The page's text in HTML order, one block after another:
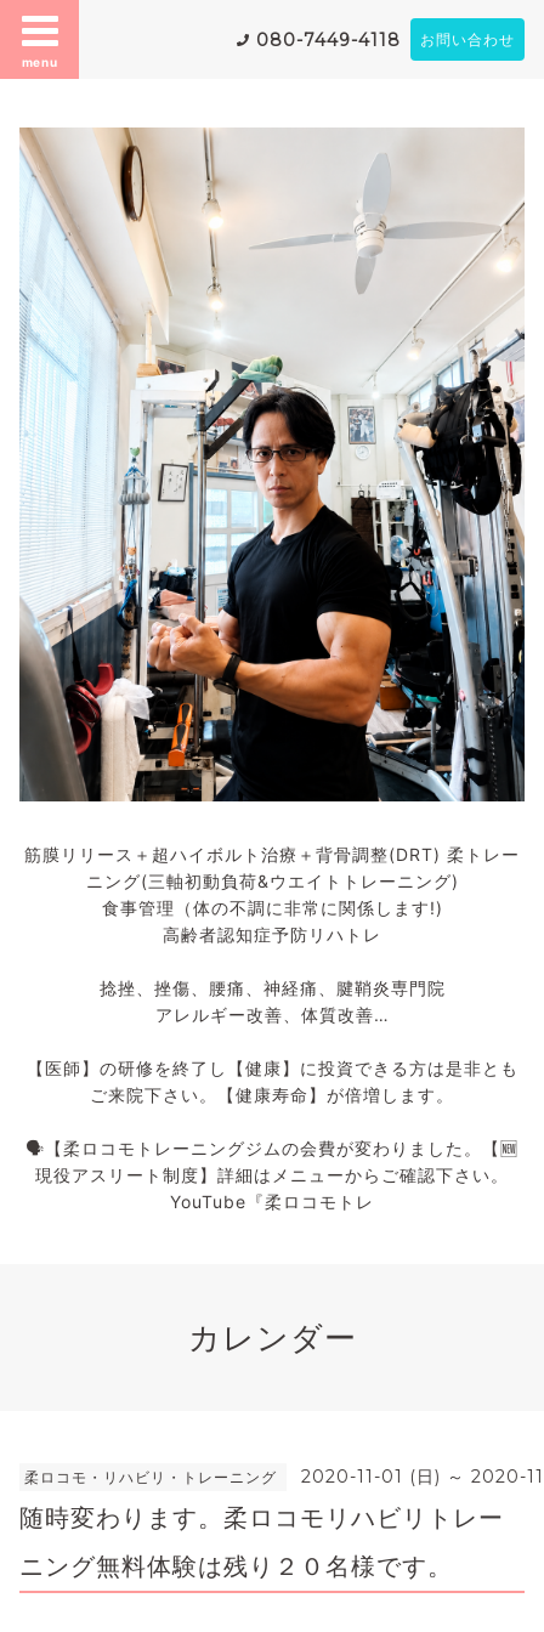
menu
080-7449-4118 お問い合わせ
筋膜リリース＋超ハイボルト治療＋背骨調整(DRT) 柔トレー
ニング(三軸初動負荷&ウエイトトレーニング)
食事管理（体の不調に非常に関係します!)
高齢者認知症予防リハトレ
捻挫、挫傷、腰痛、神経痛、腱鞘炎専門院
アレルギー改善、体質改善…
【医師】の研修を終了し【健康】に投資できる方は是非とも
ご来院下さい。【健康寿命】が倍増します。
🗣️【柔ロコモトレーニングジムの会費が変わりました。【🆕
現役アスリート制度】詳細はメニューからご確認下さい。
YouTube『柔ロコモトレ
カレンダー
柔ロコモ・リハビリ・トレーニング 2020-11-01 (日) ～ 2020-
随時変わります。柔ロコモリハビリトレー
ニング無料体験は残り２０名様です。